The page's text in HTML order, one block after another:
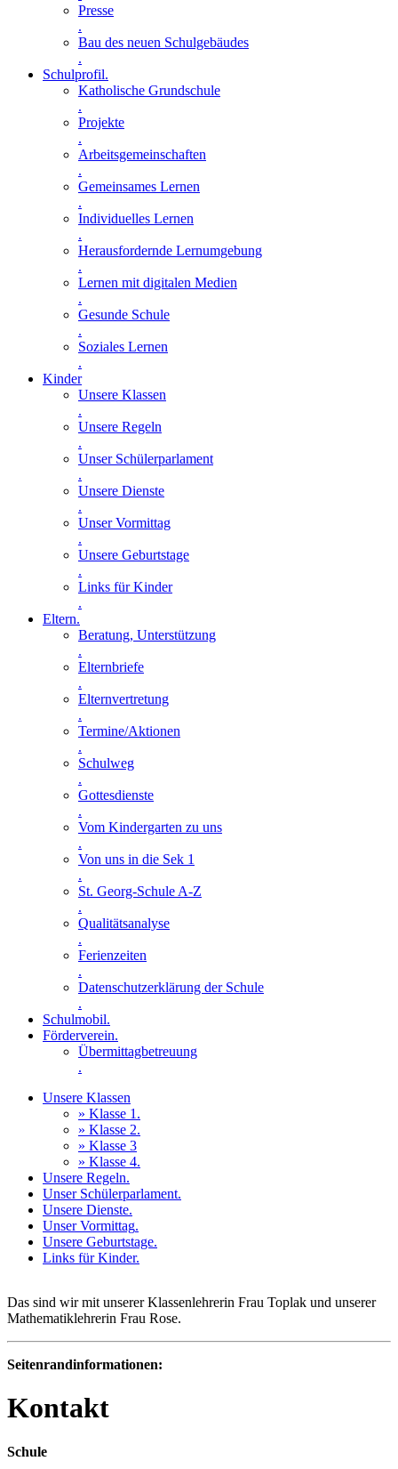
Presse
.
Bau des neuen Schulgebäudes
.
Schulprofil.
Katholische Grundschule
.
Projekte
.
Arbeitsgemeinschaften
.
Gemeinsames Lernen
.
Individuelles Lernen
.
Herausfordernde Lernumgebung
.
Lernen mit digitalen Medien
.
Gesunde Schule
.
Soziales Lernen
.
Kinder
Unsere Klassen
.
Unsere Regeln
.
Unser Schülerparlament
.
Unsere Dienste
.
Unser Vormittag
.
Unsere Geburtstage
.
Links für Kinder
.
Eltern.
Beratung, Unterstützung
.
Elternbriefe
.
Elternvertretung
.
Termine/Aktionen
.
Schulweg
.
Gottesdienste
.
Vom Kindergarten zu uns
.
Von uns in die Sek 1
.
St. Georg-Schule A-Z
.
Qualitätsanalyse
.
Ferienzeiten
.
Datenschutzerklärung der Schule
.
Schulmobil.
Förderverein.
Übermittagbetreuung
.
Unsere Klassen
» Klasse 1 .
» Klasse 2.
» Klasse 3
» Klasse 4.
Unsere Regeln.
Unser Schülerparlament.
Unsere Dienste.
Unser Vormittag.
Unsere Geburtstage.
Links für Kinder.
Das sind wir mit unserer Klassenlehrerin Frau Toplak und unserer
Mathematiklehrerin Frau Rose.
Seitenrandinformationen:
Kontakt
Schule